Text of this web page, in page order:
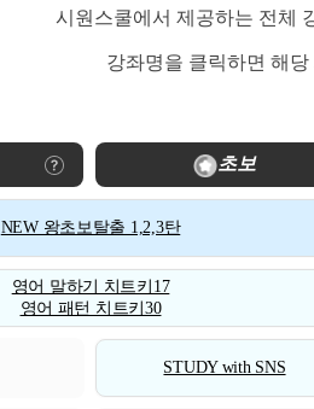
시원스쿨에서 제공하는 전체
강좌명을 클릭하면 해
초보
NEW 왕초보탈출 1,2,3탄
영어 말하기 치트키17
영어 패턴 치트키30
STUDY with SNS